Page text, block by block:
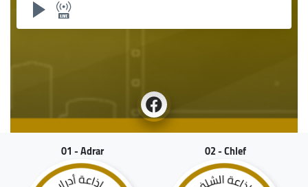
01 - Adrar 02 - Chlef